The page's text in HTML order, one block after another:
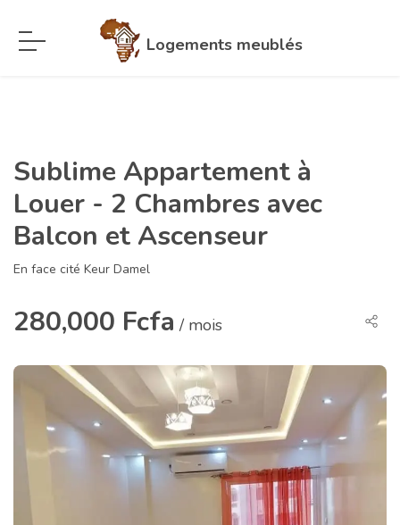
Logements meublés
Sublime Appartement à
Louer - 2 Chambres avec
Balcon et Ascenseur
En face cité Keur Damel
280,000 Fcfa / mois